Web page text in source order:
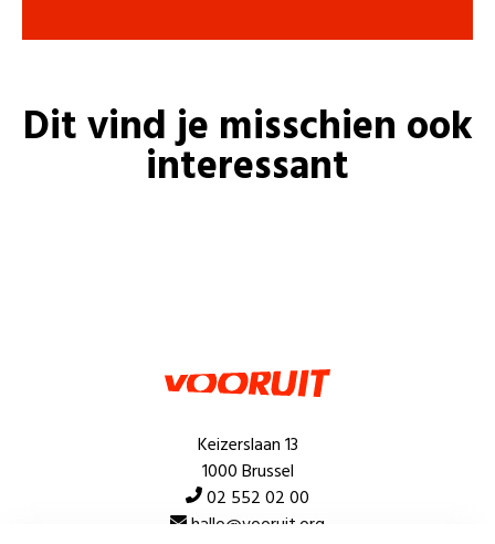
Dit vind je misschien ook
interessant
Keizerslaan 13
1000 Brussel
02 552 02 00
hallo@vooruit.org